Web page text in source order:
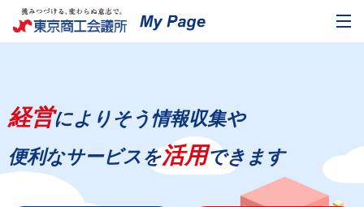
経営によりそう情報収集や
便利なサービスを活用できます